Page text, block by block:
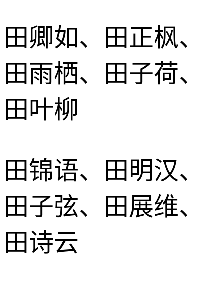
田卿如、田正枫、
田雨栖、田子荷、
田叶柳
田锦语、田明汉、
田子弦、田展维、
田诗云